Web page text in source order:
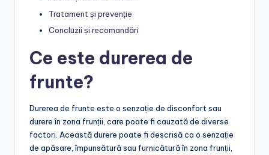
Tratament și prevenție
Concluzii și recomandări
Ce este durerea de
frunte?
Durerea de frunte este o senzație de disconfort sau
durere în zona frunții, care poate fi cauzată de diverse
factori. Această durere poate fi descrisă ca o senzație
de apăsare, împunsătură sau furnicătură în zona frunții,